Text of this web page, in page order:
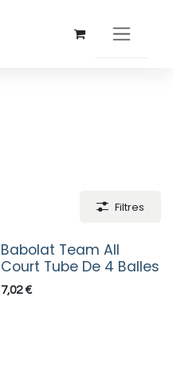
Filtres
Babolat Team All
Court Tube De 4 Balles
7,02€